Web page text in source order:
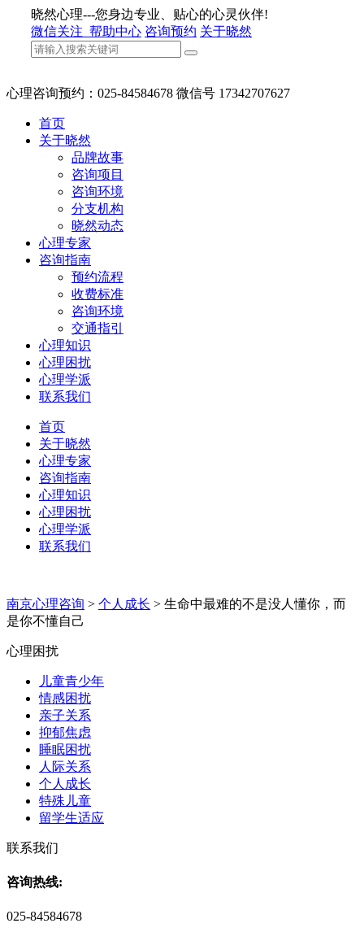
晓然心理---您身边专业、贴心的心灵伙伴!
微信关注 帮助中心 咨询预约 关于晓然
心理咨询预约：025-84584678 微信号 17342707627
首页
关于晓然
品牌故事
咨询项目
咨询环境
分支机构
晓然动态
心理专家
咨询指南
预约流程
收费标准
咨询环境
交通指引
心理知识
心理困扰
心理学派
联系我们
首页
关于晓然
心理专家
咨询指南
心理知识
心理困扰
心理学派
联系我们
南京心理咨询 > 个人成长 > 生命中最难的不是没人懂你，而
是你不懂自己
心理困扰
儿童青少年
情感困扰
亲子关系
抑郁焦虑
睡眠困扰
人际关系
个人成长
特殊儿童
留学生适应
联系我们
咨询热线:
025-84584678